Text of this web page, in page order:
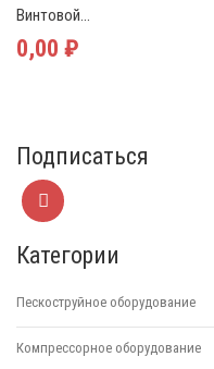
Винтовой...
0,00 ₽
Подписаться
Категории
Пескоструйное оборудование
Компрессорное оборудование